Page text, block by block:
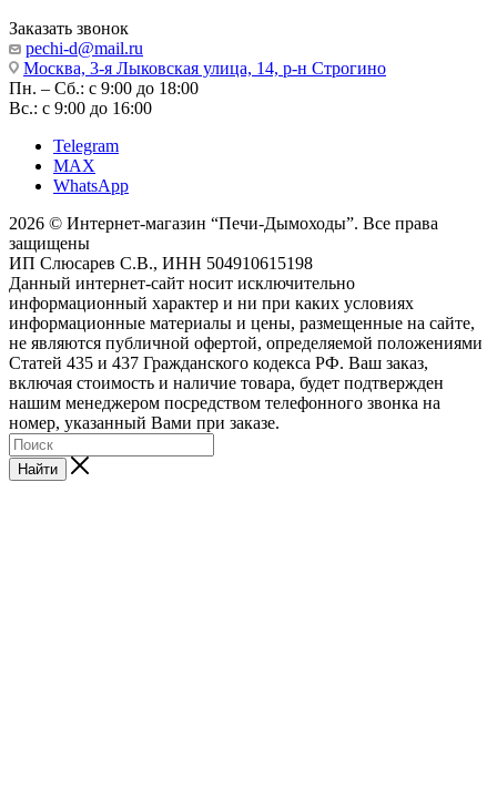
Заказать звонок
pechi-d@mail.ru
Москва, 3-я Лыковская улица, 14, р-н Строгино
Пн. – Сб.: с 9:00 до 18:00
Вс.: с 9:00 до 16:00
Telegram
MAX
WhatsApp
2026 © Интернет-магазин “Печи-Дымоходы”. Все права
защищены
ИП Слюсарев С.В., ИНН 504910615198
Данный интернет-сайт носит исключительно
информационный характер и ни при каких условиях
информационные материалы и цены, размещенные на сайте,
не являются публичной офертой, определяемой положениями
Статей 435 и 437 Гражданского кодекса РФ. Ваш заказ,
включая стоимость и наличие товара, будет подтвержден
нашим менеджером посредством телефонного звонка на
номер, указанный Вами при заказе.
Найти